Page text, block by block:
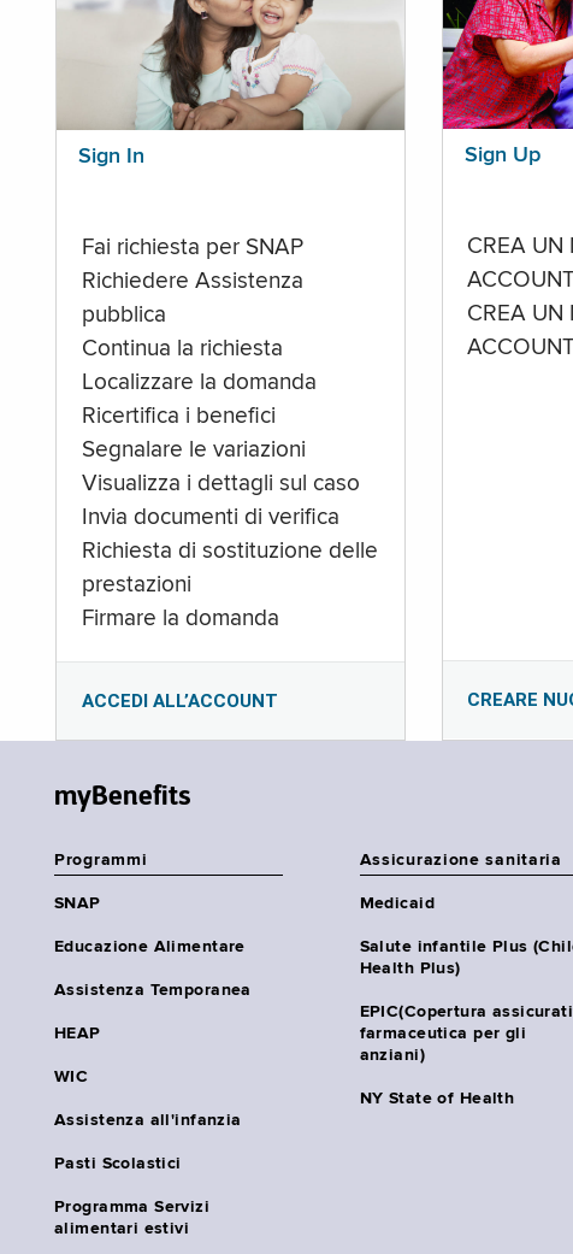
Sign In
Fai richiesta per SNAP
Richiedere Assistenza
pubblica
Continua la richiesta
Localizzare la domanda
Ricertifica i benefici
Segnalare le variazioni
Visualizza i dettagli sul caso
Invia documenti di verifica
Richiesta di sostituzione delle
prestazioni
Firmare la domanda
ACCEDI ALL’ACCOUNT
Sign Up
CREA UN
CREA UN
CREARE
myBenefits
Programmi
SNAP
Educazione Alimentare
Assistenza Temporanea
HEAP
WIC
Assistenza all'infanzia
Pasti Scolastici
Programma Servizi
alimentari estivi
Assicurazione sanitaria
Medicaid
Salute infantile Plus
Health Plus)
EPIC(Copertura
farmaceutica per gli
anziani)
NY State of Health